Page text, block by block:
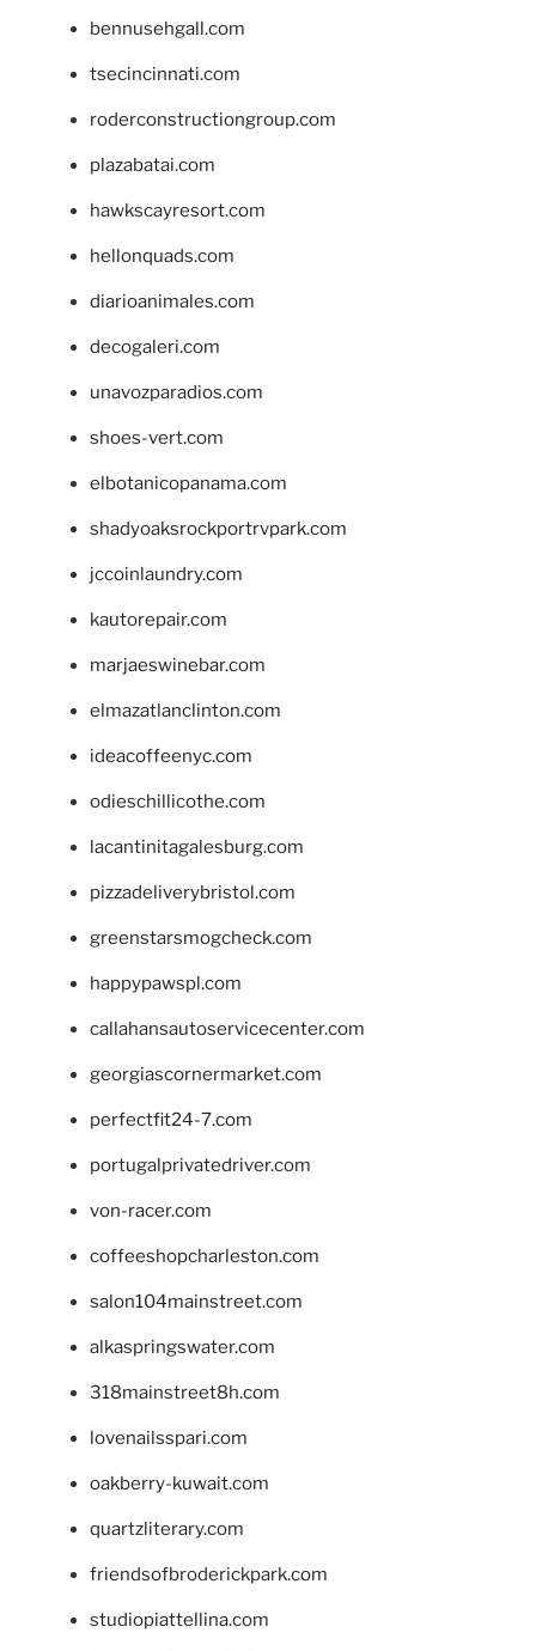
bennusehgall.com
tsecincinnati.com
roderconstructiongroup.com
plazabatai.com
hawkscayresort.com
hellonquads.com
diarioanimales.com
decogaleri.com
unavozparadios.com
shoes-vert.com
elbotanicopanama.com
shadyoaksrockportrvpark.com
jccoinlaundry.com
kautorepair.com
marjaeswinebar.com
elmazatlanclinton.com
ideacoffeenyc.com
odieschillicothe.com
lacantinitagalesburg.com
pizzadeliverybristol.com
greenstarsmogcheck.com
happypawspl.com
callahansautoservicecenter.com
georgiascornermarket.com
perfectfit24-7.com
portugalprivatedriver.com
von-racer.com
coffeeshopcharleston.com
salon104mainstreet.com
alkaspringswater.com
318mainstreet8h.com
lovenailsspari.com
oakberry-kuwait.com
quartzliterary.com
friendsofbroderickpark.com
studiopiattellina.com